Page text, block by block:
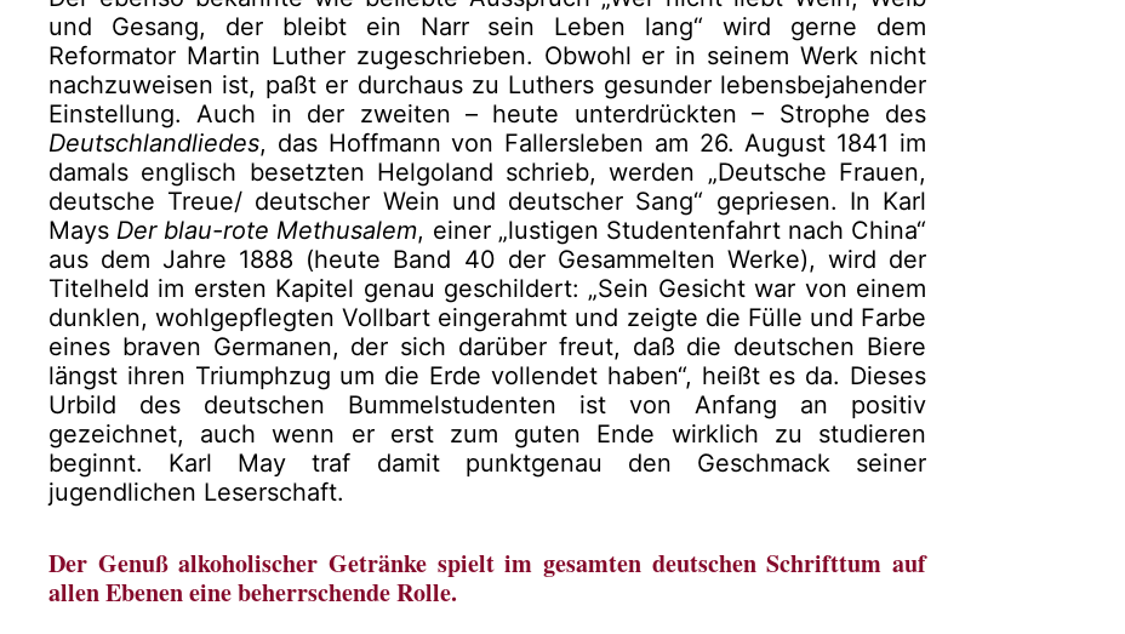
und Gesang, der bleibt ein Narr sein Leben lang“ wird gerne dem
Reformator Martin Luther zugeschrieben. Obwohl er in seinem Werk nicht
nachzuweisen ist, paßt er durchaus zu Luthers gesunder lebensbejahender
Einstellung. Auch in der zweiten – heute unterdrückten – Strophe des
Deutschlandliedes, das Hoffmann von Fallersleben am 26. August 1841 im
damals englisch besetzten Helgoland schrieb, werden „Deutsche Frauen,
deutsche Treue/ deutscher Wein und deutscher Sang“ gepriesen. In Karl
Mays Der blau-rote Methusalem, einer „lustigen Studentenfahrt nach China“
aus dem Jahre 1888 (heute Band 40 der Gesammelten Werke), wird der
Titelheld im ersten Kapitel genau geschildert: „Sein Gesicht war von einem
dunklen, wohlgepflegten Vollbart eingerahmt und zeigte die Fülle und Farbe
eines braven Germanen, der sich darüber freut, daß die deutschen Biere
längst ihren Triumphzug um die Erde vollendet haben“, heißt es da. Dieses
Urbild des deutschen Bummelstudenten ist von Anfang an positiv
gezeichnet, auch wenn er erst zum guten Ende wirklich zu studieren
beginnt. Karl May traf damit punktgenau den Geschmack seiner
jugendlichen Leserschaft.
Der Genuß alkoholischer Getränke spielt im gesamten deutschen Schrifttum auf
allen Ebenen eine beherrschende Rolle.